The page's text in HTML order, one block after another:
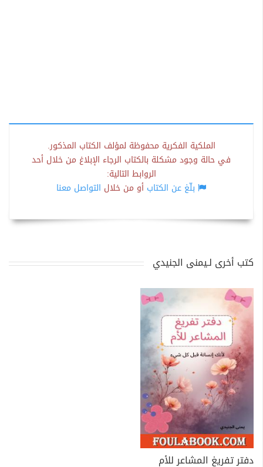
الملكية الفكرية محفوظة لمؤلف الكتاب المذكور.
في حالة وجود مشكلة بالكتاب الرجاء الإبلاغ من خلال أحد
الروابط التالية:
بلّغ عن الكتاب أو من خلال التواصل معنا
كتب أخرى لـيمنى الجنيدي
دفتر تفريغ المشاعر للأم